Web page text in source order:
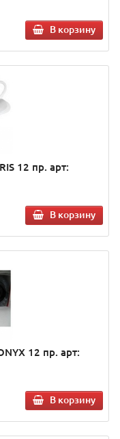
В корзину
12 пр. арт:
В корзину
12 пр. арт:
В корзину